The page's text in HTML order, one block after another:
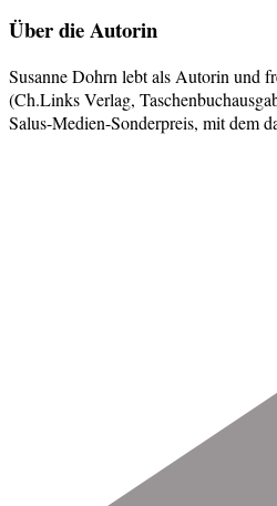
Über die Autorin
Susanne Dohrn lebt als Autorin und
(Ch.Links Verlag,
Salus-Medien-Sonderpreis, mit dem